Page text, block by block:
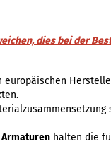
dies bei der
europäischen
Armaturen halten die